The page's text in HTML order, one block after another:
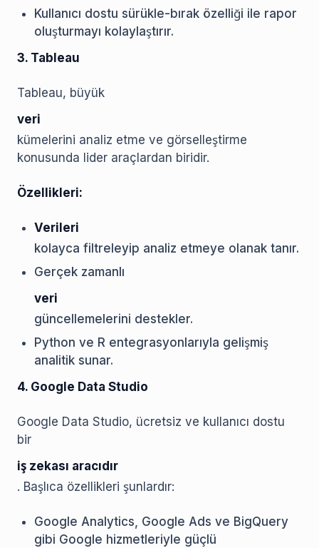
Kullanıcı dostu sürükle-bırak özelliği ile rapor
oluşturmayı kolaylaştırır.
3. Tableau
Tableau, büyük
veri
kümelerini analiz etme ve görselleştirme
konusunda lider araçlardan biridir.
Özellikleri:
Verileri
kolayca filtreleyip analiz etmeye olanak tanır.
Gerçek zamanlı
veri
güncellemelerini destekler.
Python ve R entegrasyonlarıyla gelişmiş
analitik sunar.
4. Google Data Studio
Google Data Studio, ücretsiz ve kullanıcı dostu
bir
iş zekası aracıdır
. Başlıca özellikleri şunlardır:
Google Analytics, Google Ads ve BigQuery
gibi Google hizmetleriyle güçlü